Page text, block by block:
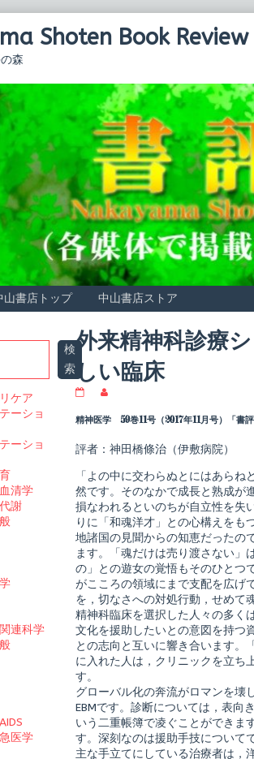
Shoten Book
森
山書店トップ 中山書店ストア
外来精神科診療
しい臨床
精
診
シ
リ
ー
ズ
メ
ン
タ
ル
ク
リ
ッ
ク
が
切
拓
新
し
い
臨
published
posts
author
外
精
神
科
診
療
リ
ー
ズ
メ
ン
タ
ル
ク
ッ
ク
が
切
拓
精神医学 59巻11号（2017年11月号）「書
評者：神田橋條治（伊敷病院）
「よの中に交わらぬとにはあら
然です。そのなかで成長と熟成が
損なわれるといのちが自立性を失
りに「和魂洋才」との心構えをも
地諸国の見聞からの知恵だった
ます。「魂だけは売り渡さない」
の」との遊女の覚悟もそのひとつ
がこころの領域にまで支配を広げ
を，切なさへの対処行動，せめて
精神科臨床を選択した人々の多
文化を援助したいとの意図を持つ
との志向と互いに響き合います。
に入れた人は，クリニックを立ち
す。
グローバル化の奔流がロマンを壊
EBMです。診断については，表向
いう二重帳簿で凌ぐことができま
す。深刻なのは援助手技について
主な手立てにしている治療者は，
検
索
ケア
ーショ
ーショ
清学
謝
連科学
医学